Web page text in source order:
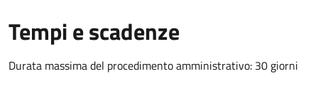
Tempi e scadenze
Durata massima del procedimento amministrativo: 30 giorni